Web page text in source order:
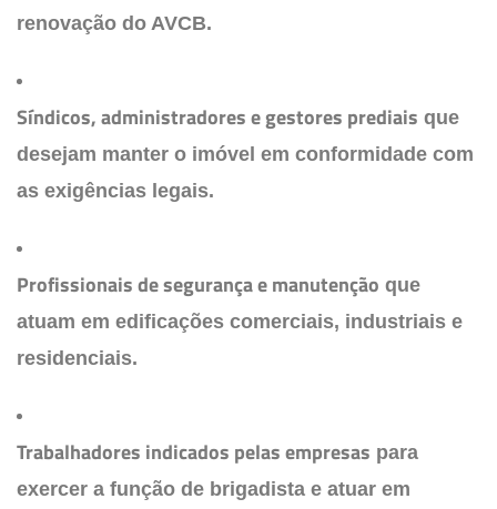
renovação do AVCB.
Síndicos, administradores e gestores prediais que
desejam manter o imóvel em conformidade com
as exigências legais.
Profissionais de segurança e manutenção que
atuam em edificações comerciais, industriais e
residenciais.
Trabalhadores indicados pelas empresas para
exercer a função de brigadista e atuar em